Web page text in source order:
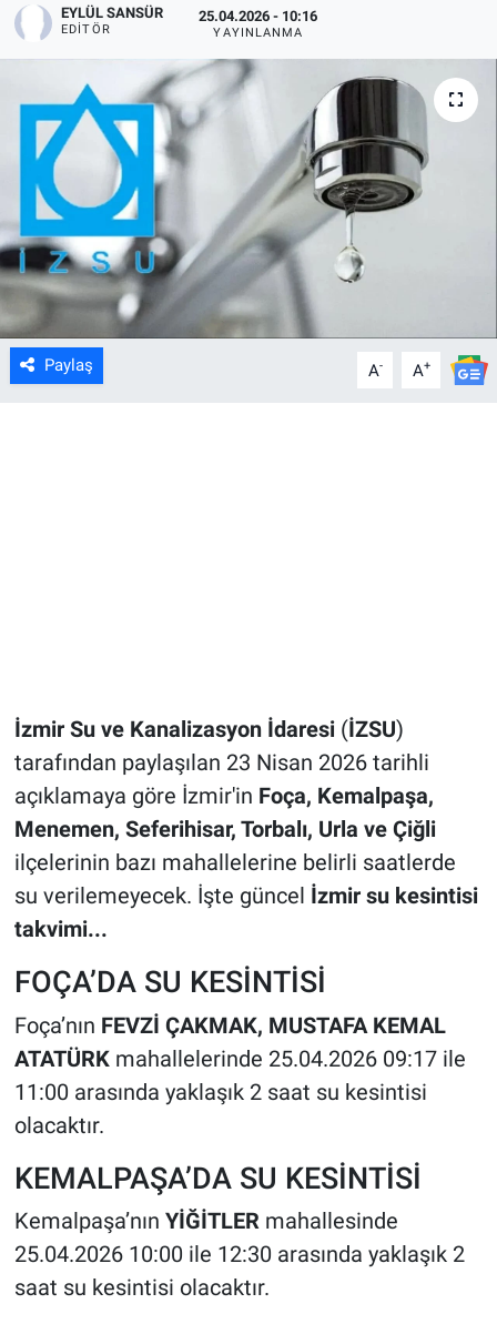
EYLÜL SANSÜR
EDITÖR
25.04.2026 - 10:16
YAYINLANMA
Paylaş A- A+
İzmir Su ve Kanalizasyon İdaresi(İZSU)
tarafından paylaşılan 23 Nisan 2026 tarihli
açıklamaya göre İzmir'in Foça, Kemalpaşa,
Menemen, Seferihisar, Torbalı, Urla ve Çiğli
ilçelerinin bazı mahallelerine belirli saatlerde
su verilemeyecek. İşte güncel İzmir su kesintisi
takvimi...
FOÇA’DA SU KESİNTİSİ
Foça’nın FEVZİ ÇAKMAK, MUSTAFA KEMAL
ATATÜRK mahallelerinde 25.04.2026 09:17 ile
11:00 arasında yaklaşık 2 saat su kesintisi
olacaktır.
KEMALPAŞA’DA SU KESİNTİSİ
Kemalpaşa’nın YİĞİTLER mahallesinde
25.04.2026 10:00 ile 12:30 arasında yaklaşık 2
saat su kesintisi olacaktır.